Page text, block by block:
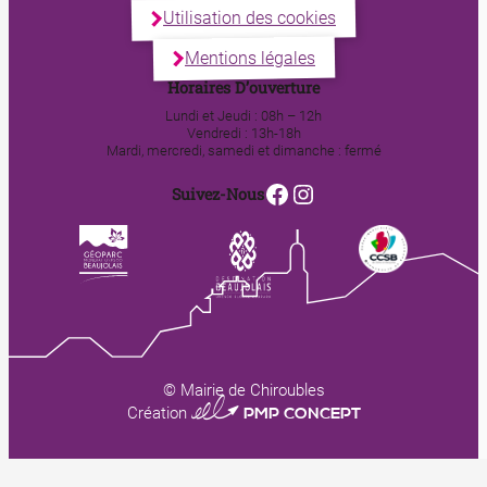
Utilisation des cookies
Mentions légales
Horaires D’ouverture
Lundi et Jeudi : 08h – 12h
Vendredi : 13h-18h
Mardi, mercredi, samedi et dimanche : fermé
Suivez-NousFacebook
Instagram
© Mairie de Chiroubles
Création 0123 PMP CONCEPT